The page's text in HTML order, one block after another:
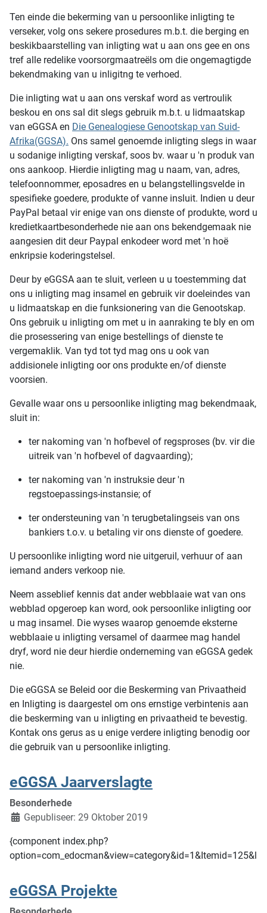
Ten einde die bekerming van u persoonlike inligting te
verseker, volg ons sekere prosedures m.b.t. die berging en
beskikbaarstelling van inligting wat u aan ons gee en ons
tref alle redelike voorsorgmaatreëls om die ongemagtigde
bekendmaking van u inligitng te verhoed.
Die inligting wat u aan ons verskaf word as vertroulik
beskou en ons sal dit slegs gebruik m.b.t. u lidmaatskap
van eGGSA en Die Genealogiese Genootskap van Suid-
Afrika(GGSA). Ons samel genoemde inligting slegs in waar
u sodanige inligting verskaf, soos bv. waar u 'n produk van
ons aankoop. Hierdie inligting mag u naam, van, adres,
telefoonnommer, eposadres en u belangstellingsvelde in
spesifieke goedere, produkte of vanne insluit. Indien u deur
PayPal betaal vir enige van ons dienste of produkte, word u
kredietkaartbesonderhede nie aan ons bekendgemaak nie
aangesien dit deur Paypal enkodeer word met 'n hoë
enkripsie koderingstelsel.
Deur by eGGSA aan te sluit, verleen u u toestemming dat
ons u inligting mag insamel en gebruik vir doeleindes van
u lidmaatskap en die funksionering van die Genootskap.
Ons gebruik u inligting om met u in aanraking te bly en om
die prosessering van enige bestellings of dienste te
vergemaklik. Van tyd tot tyd mag ons u ook van
addisionele inligting oor ons produkte en/of dienste
voorsien.
Gevalle waar ons u persoonlike inligting mag bekendmaak,
sluit in:
ter nakoming van 'n hofbevel of regsproses (bv. vir die
uitreik van 'n hofbevel of dagvaarding);
ter nakoming van 'n instruksie deur 'n
regstoepassings-instansie; of
ter ondersteuning van 'n terugbetalingseis van ons
bankiers t.o.v. u betaling vir ons dienste of goedere.
U persoonlike inligting word nie uitgeruil, verhuur of aan
iemand anders verkoop nie.
Neem asseblief kennis dat ander webblaaie wat van ons
webblad opgeroep kan word, ook persoonlike inligting oor
u mag insamel. Die wyses waarop genoemde eksterne
webblaaie u inligting versamel of daarmee mag handel
dryf, word nie deur hierdie onderneming van eGGSA gedek
nie.
Die eGGSA se Beleid oor die Beskerming van Privaatheid
en Inligting is daargestel om ons ernstige verbintenis aan
die beskerming van u inligting en privaatheid te bevestig.
Kontak ons gerus as u enige verdere inligting benodig oor
die gebruik van u persoonlike inligting.
eGGSA Jaarverslagte
Besonderhede
Gepubliseer: 29 Oktober 2019
{component index.php?
eGGSA Projekte